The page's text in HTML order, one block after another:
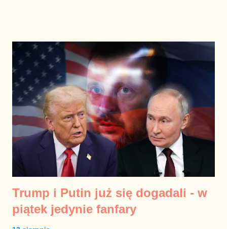
naszego kraju. Dlaczego Karol Nawrocki boi się wystąpić w
Białym Domu z liderami naszego kontynentu? Wygląda na to,
że ceną za zdjęcie Nawrockiego z Trumpem w polskiej
kampanii wyborczej będzie wysłanie polskich żołnierzy na
Ukrainę. To z kolei zniszczy strategiczny sojusz Nawrockiego z
Konfederacją. Premier Donald Tusk uzgodnił z prezydentem
Erdoganem, że Turcja weźmie na siebie pilnowanie linii
demarkacyjnej między Rosją a Ukrainą. Putin bardzo nie chce,
żeby to stało się faktem. Nawrocki w Białym ...
Trump i Putin już się dogadali - w
piątek jedynie fanfary